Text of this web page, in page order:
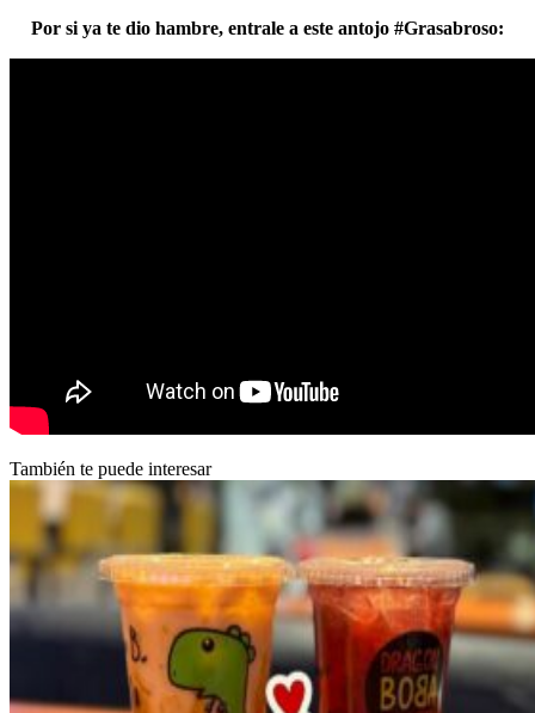
Por si ya te dio hambre, entrale a este antojo #Grasabroso:
También te puede interesar